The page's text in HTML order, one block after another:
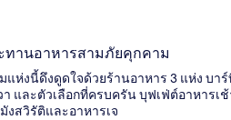
ทานอาหารสามภัยคุกคาม
แห่งนี้ดึงดูดใจด้วยร้านอาหาร 3 แห่ง บา
และตัวเลือกที่ครบครัน บุฟเฟ่ต์อาหารเ
งสวิรัติและอาหารเจ